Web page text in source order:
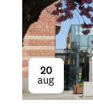
20
aug